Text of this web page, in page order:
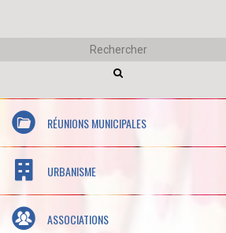
RÉUNIONS MUNICIPALES
URBANISME
ASSOCIATIONS